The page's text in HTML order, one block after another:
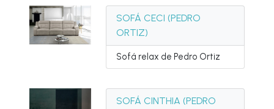
SOFÁ CECI (PEDRO
ORTIZ)
Sofá relax de Pedro Ortiz
SOFÁ CINTHIA (PEDRO